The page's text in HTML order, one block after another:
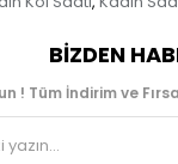
BIZDEN
! Tüm İndirim ve